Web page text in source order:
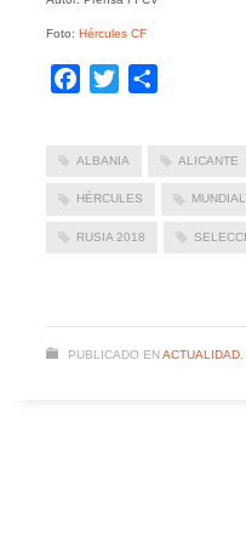
Foto: Hércules CF
Facebook
Twitter
ALBANIA ALICANTE
HÉRCULES MUNDIAL
RUSIA 2018
PUBLICADO EN ACTUALIDAD,